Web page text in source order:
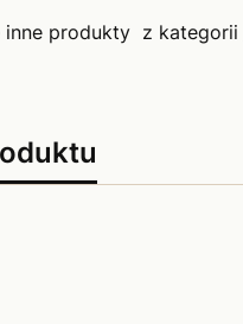
inne produkty z kategorii